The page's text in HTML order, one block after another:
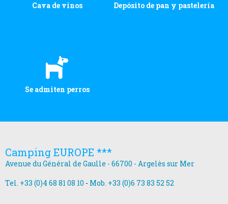
Cava de vinos Depósito de pan y pastelería
Se admiten perros
Camping EUROPE ***
Avenue du Général de Gaulle - 66700 - Argelès sur Mer
Tel. +33 (0)4 68 81 08 10 - Mob. +33 (0)6 73 83 52 52